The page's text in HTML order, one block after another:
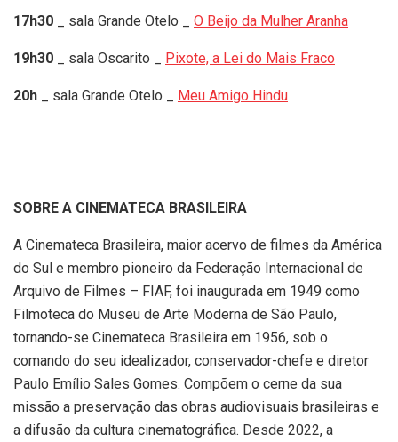
17h30 _ sala Grande Otelo _ O Beijo da Mulher Aranha
19h30 _ sala Oscarito _ Pixote, a Lei do Mais Fraco
20h _ sala Grande Otelo _ Meu Amigo Hindu
SOBRE A CINEMATECA BRASILEIRA
A Cinemateca Brasileira, maior acervo de filmes da América
do Sul e membro pioneiro da Federação Internacional de
Arquivo de Filmes – FIAF, foi inaugurada em 1949 como
Filmoteca do Museu de Arte Moderna de São Paulo,
tornando-se Cinemateca Brasileira em 1956, sob o
comando do seu idealizador, conservador-chefe e diretor
Paulo Emílio Sales Gomes. Compõem o cerne da sua
missão a preservação das obras audiovisuais brasileiras e
a difusão da cultura cinematográfica. Desde 2022, a